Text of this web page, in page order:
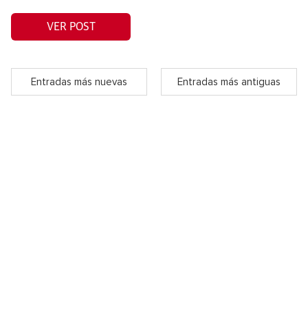
VER POST
Entradas más nuevas Entradas más antiguas